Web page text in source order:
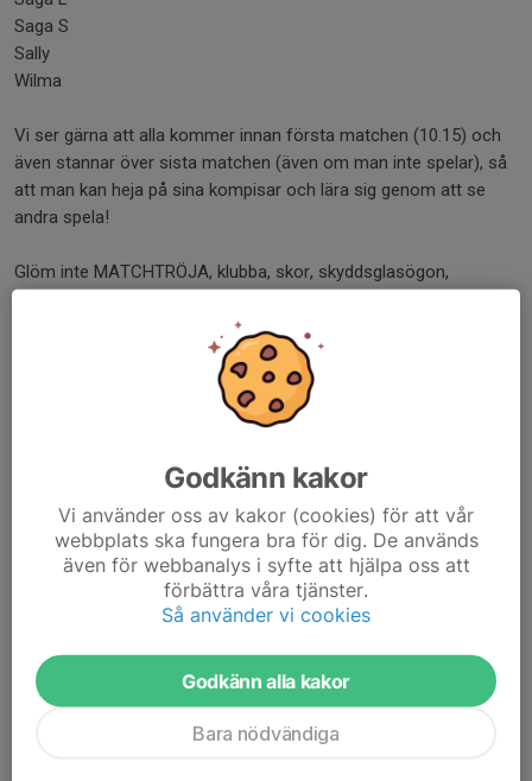
Saga S
Sally
Wilma
Vi ser gärna att alla kommer innan första matchen (10.15) och
även stannar över sista matchen (även om man inte spelar), så
att man kan heja på sina kompisar och lära sig genom att se
andra spela!
Glöm inte MATCHTRÖJA, klubba, skor, skyddsglasögon,
OBS! Kom ombytta med matchtröja på.
Inga smycken är tillåtna (örhängen kan tejpas).
Försäljning av fika och varma mackor finns för de som önskar
samt ett julklappslotteri.
Och så kommer vi föräldrar också ihåg att peppa tjejerna riktigt
ordentligt så att de får det superroligt även detta sammandrag!
Dela nyhet
Godkänn kakor
Vi använder oss av kakor (cookies) för att vår
webbplats ska fungera bra för dig. De används
även för webbanalys i syfte att hjälpa oss att
förbättra våra tjänster.
Så använder vi cookies
Godkänn alla kakor
Bara nödvändiga